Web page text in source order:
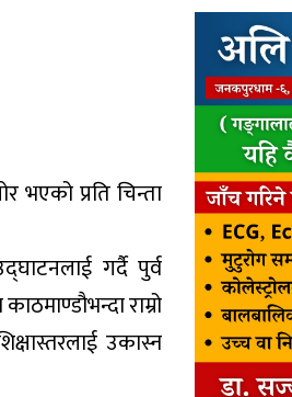
भएको प्रति चिन्ता
गर्दै पुर्व
राम्रो
उकास्न